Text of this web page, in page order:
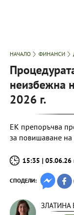
НАЧАЛО ФИНАНСИ
неизбежна
2026 г.
ЕК препоръчва
за повишаване на
15:35 | 05.06.26
СПОДЕЛИ:
ЗЛАТИНА